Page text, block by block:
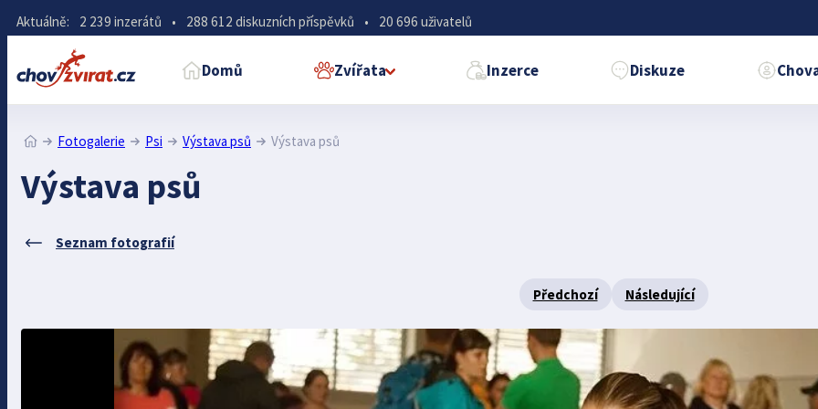
Aktuálně: 2 239 inzerátů • 288 612 diskuzních příspěvků • 20 696 uživatelů
Domů Zvířata Inzerce Diskuze
Fotogalerie Psi Výstava psů Výstava psů
Výstava psů
Seznam fotografií
Předchozí Následující